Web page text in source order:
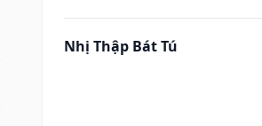
Nhị Thập Bát Tú